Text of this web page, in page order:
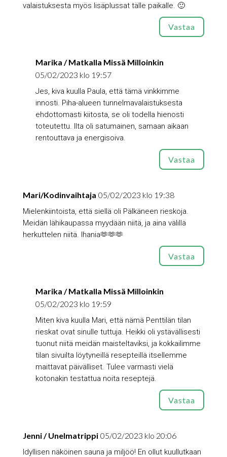
valaistuksesta myös lisäplussat tälle paikalle. 🙂
Vastaa
Marika / Matkalla Missä Milloinkin
05/02/2023 klo 19:57
Jes, kiva kuulla Paula, että tämä vinkkimme
innosti. Piha-alueen tunnelmavalaistuksesta
ehdottomasti kiitosta, se oli todella hienosti
toteutettu. Ilta oli satumainen, samaan aikaan
rentouttava ja energisoiva.
Vastaa
Mari/Kodinvaihtaja 05/02/2023 klo 19:38
Mielenkiintoista, että siellä oli Pälkäneen rieskoja.
Meidän lähikaupassa myydään niitä, ja aina välillä
herkuttelen niitä. Ihania🫶🫶🫶
Vastaa
Marika / Matkalla Missä Milloinkin
05/02/2023 klo 19:59
Miten kiva kuulla Mari, että nämä Penttilän tilan
rieskat ovat sinulle tuttuja. Heikki oli ystävällisesti
tuonut niitä meidän maisteltaviksi, ja kokkailimme
tilan sivuilta löytyneillä resepteillä itsellemme
maittavat päivälliset. Tulee varmasti vielä
kotonakin testattua noita reseptejä.
Vastaa
Jenni / Unelmatrippi 05/02/2023 klo 20:06
Idyllisen näköinen sauna ja miljöö! En ollut kuullutkaan